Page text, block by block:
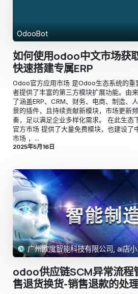
OdooBot
如何使用odoo中文市场获
快速搭建专属ERP
​Odoo官方应用市场 是Odoo生态系统的重
者提供了丰富的第三方模块扩展功能。由
了涵盖ERP、CRM、财务、电商、制造、
景的插件，且持续贡献新模块，市场更新
奏，足以满足企业多样化需求。 ​在此生态
官方市场 提供了大量免费模块，也建设了
市场 ，...
2025年5月16日
广州欧度智能科技有限公司, ai店小
odoo供应链SCM异常流程
售退货换货-销售退款的处